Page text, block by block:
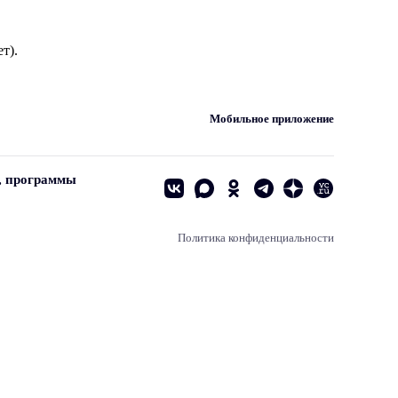
Мобильное приложение
программы
Политика конфиденциальности